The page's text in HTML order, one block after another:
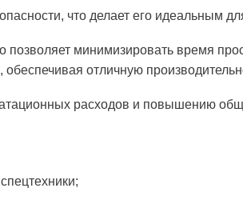
что делает его идеальным
позволяет минимизировать время
отличную
расходов и повышению